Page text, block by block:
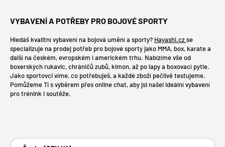
VYBAVENÍ A POTŘEBY PRO BOJOVÉ SPORTY
Hledáš kvalitní vybavení na bojová umění a sporty? Hayashi.czse
specializuje na prodej potřeb pro bojové sporty jako MMA, box, karate a
další na českém, evropském i americkém trhu. Nabízíme vše od
boxerských rukavic, chráničů zubů, kimon, až po lapy a boxovací pytle.
Jako sportovci víme, co potřebuješ, a každé zboží pečlivě testujeme.
Pomůžeme Ti s výběrem přes online chat, aby jsi našel ideální vybavení
pro trénink i soutěže.
Země